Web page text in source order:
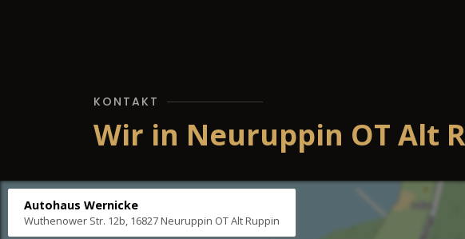
KONTAKT
Wir in Neuruppin OT Alt
Autohaus Wernicke
Wuthenower Str. 12b, 16827 Neuruppin OT Alt Ruppin